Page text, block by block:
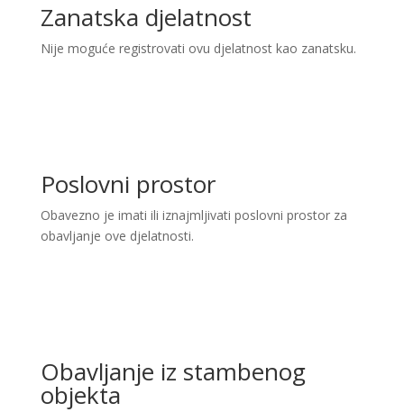
Zanatska djelatnost
Nije moguće registrovati ovu djelatnost kao zanatsku.
Poslovni prostor
Obavezno je imati ili iznajmljivati poslovni prostor za
obavljanje ove djelatnosti.
Obavljanje iz stambenog
objekta